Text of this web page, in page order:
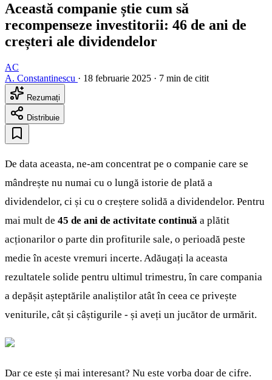
Această companie știe cum să
recompenseze investitorii: 46 de ani de
creșteri ale dividendelor
AC
A. Constantinescu · 18 februarie 2025 · 7 min de citit
Rezumați
Distribuie
De data aceasta, ne-am concentrat pe o companie care se
mândrește nu numai cu o lungă istorie de plată a
dividendelor, ci și cu o creștere solidă a dividendelor. Pentru
mai mult de 45 de ani de activitate continuă a plătit
acționarilor o parte din profiturile sale, o perioadă peste
medie în aceste vremuri incerte. Adăugați la aceasta
rezultatele solide pentru ultimul trimestru, în care compania
a depășit așteptările analiștilor atât în ceea ce privește
veniturile, cât și câștigurile - și aveți un jucător de urmărit.
Dar ce este și mai interesant? Nu este vorba doar de cifre.